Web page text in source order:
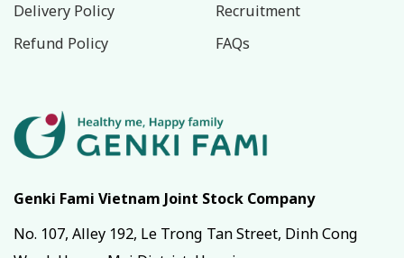
Delivery Policy
Refund Policy
Recruitment
FAQs
Genki Fami Vietnam Joint Stock Company
No. 107, Alley 192, Le Trong Tan Street, Dinh Cong